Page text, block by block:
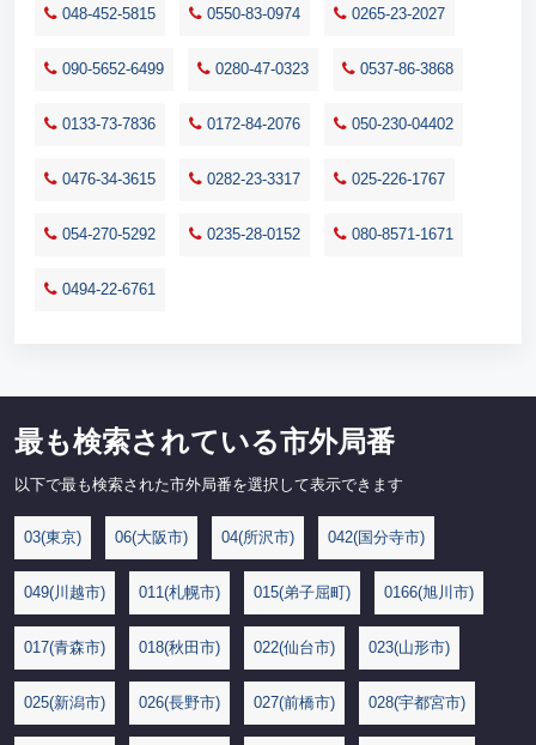
048-452-5815 0550-83-0974 0265-23-2027
090-5652-6499 0280-47-0323 0537-86-3868
0133-73-7836 0172-84-2076 050-230-04402
0476-34-3615 0282-23-3317 025-226-1767
054-270-5292 0235-28-0152 080-8571-1671
0494-22-6761
最も検索されている市外局番
以下で最も検索された市外局番を選択して表示できます
03(東京) 06(大阪市) 04(所沢市) 042(国分寺市)
049(川越市) 011(札幌市) 015(弟子屈町) 0166(旭川市)
017(青森市) 018(秋田市) 022(仙台市) 023(山形市)
025(新潟市) 026(長野市) 027(前橋市) 028(宇都宮市)